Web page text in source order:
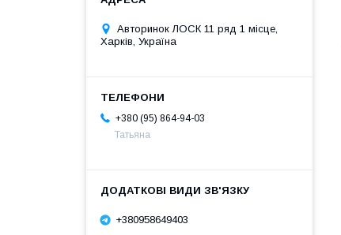
Авторинок ЛОСК 11 ряд 1 місце,
Харків, Україна
+380 (95) 864-94-03
Татьяна
+380958649403